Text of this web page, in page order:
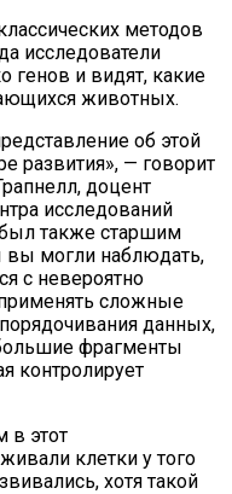
методов
исследователи
генов и видят, какие
животных.
об этой
развития», — говорит
доцент
исследований
также старшим
вы могли наблюдать,
с невероятно
сложные
данных,
фрагменты
контролирует
в этот
клетки у того
хотя такой